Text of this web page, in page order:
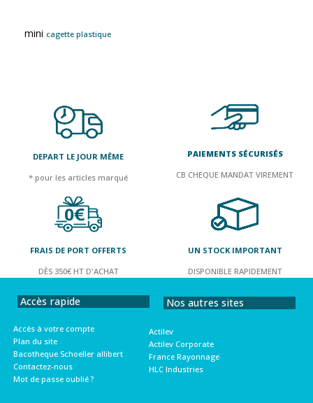
mini cagette plastique
DEPART LE JOUR MÊME
* pour les articles marqué
PAIEMENTS SÉCURISÉS
CB CHEQUE MANDAT VIREMENT
FRAIS DE PORT OFFERTS
DÈS 350€ HT D'ACHAT
UN STOCK IMPORTANT
DISPONIBLE RAPIDEMENT
Accès rapide
Accès à votre compte
Plan du site
Bacotheque Schoeller allibert
Contactez-nous
Mot de passe oublié ?
Nos autres sites
Actilev
Actilev Corporate
France Rayonnage
HLC Industries